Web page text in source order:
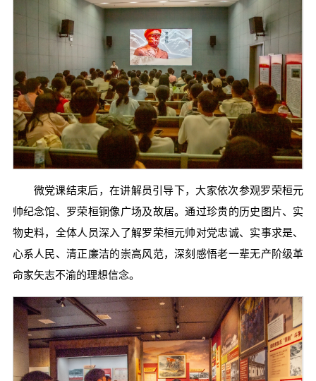
微党课结束后，在讲解员引导下，大家依次参观罗荣桓元
帅纪念馆、罗荣桓铜像广场及故居。通过珍贵的历史图片、实
物史料，全体人员深入了解罗荣桓元帅对党忠诚、实事求是、
心系人民、清正廉洁的崇高风范，深刻感悟老一辈无产阶级革
命家矢志不渝的理想信念。